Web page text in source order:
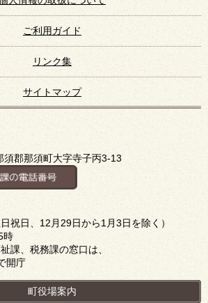
ご利用ガイド
リンク集
サイトマップ
郡那須町大字寺子丙3-13
祝日、12月29日から1月3日を除く）
時
課、税務課の窓口は、
開庁
町役場案内